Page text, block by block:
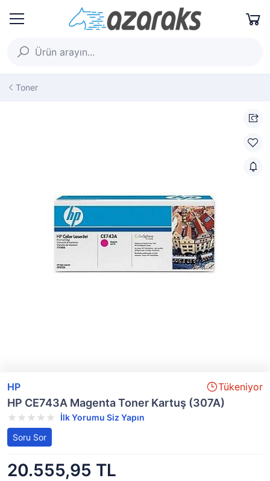
Toner
HP Tükeniyor
HP CE743A Magenta Toner Kartuş (307A)
İlk Yorumu Siz Yapın
Soru Sor
20.555,95 TL